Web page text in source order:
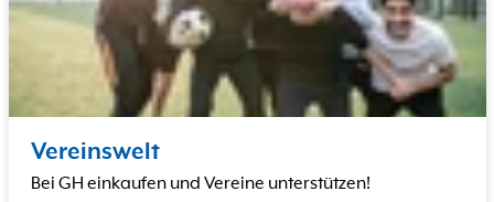
Vereinswelt
Bei GH einkaufen und Vereine unterstützen!